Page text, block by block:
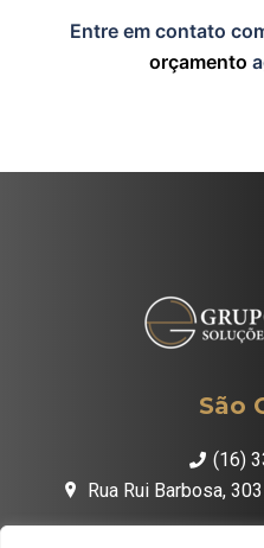
Entre em contato
orçamento
São
(16)
Rua Rui Barbosa,